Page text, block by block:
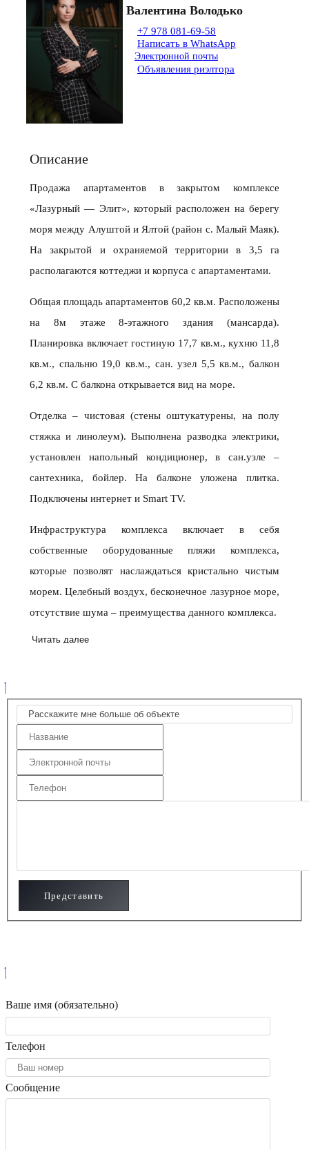
Валентина Володько
+7 978 081-69-58
Написать в WhatsApp
Электронной почты
Объявления риэлтора
Описание
Продажа апартаментов в закрытом комплексе
«Лазурный — Элит», который расположен на берегу
моря между Алуштой и Ялтой (район с. Малый Маяк).
На закрытой и охраняемой территории в 3,5 га
располагаются коттеджи и корпуса с апартаментами.
Общая площадь апартаментов 60,2 кв.м. Расположены
на 8м этаже 8-этажного здания (мансарда).
Планировка включает гостиную 17,7 кв.м., кухню 11,8
кв.м., спальню 19,0 кв.м., сан. узел 5,5 кв.м., балкон
6,2 кв.м. С балкона открывается вид на море.
Отделка – чистовая (стены оштукатурены, на полу
стяжка и линолеум). Выполнена разводка электрики,
установлен напольный кондиционер, в сан.узле –
сантехника, бойлер. На балконе уложена плитка.
Подключены интернет и Smart TV.
Инфраструктура комплекса включает в себя
собственные оборудованные пляжи комплекса,
которые позволят наслаждаться кристально чистым
морем. Целебный воздух, бесконечное лазурное море,
отсутствие шума – преимущества данного комплекса.
Читать далее
Ваше имя (обязательно)
Телефон
Сообщение